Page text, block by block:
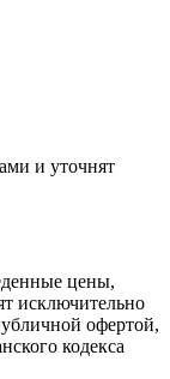
и уточнят
цены,
исключительно
офертой,
кодекса